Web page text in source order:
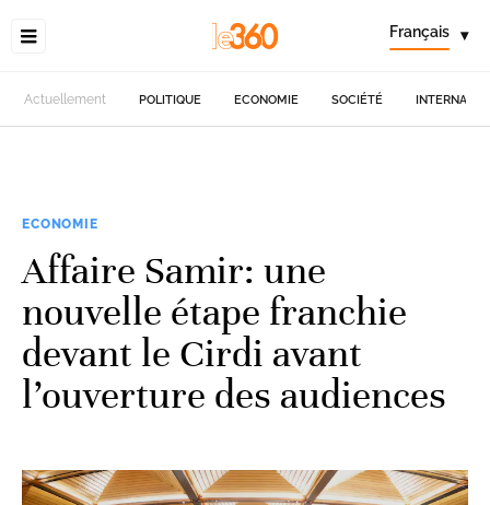
Français ▾
Actuellement POLITIQUE ECONOMIE SOCIÉTÉ
ECONOMIE
Affaire Samir: une
nouvelle étape franchie
devant le Cirdi avant
l’ouverture des audiences